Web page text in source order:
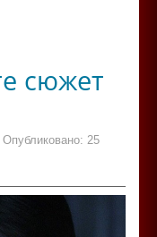
сюжет
Опубликовано: 25